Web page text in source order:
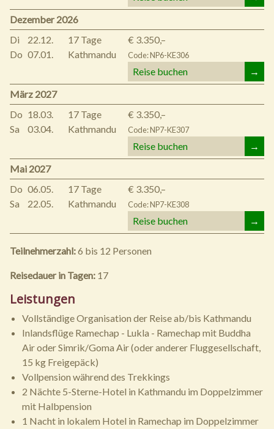
Dezember 2026
Di
Do
22.12.
07.01.
17 Tage
Kathmandu
€ 3.350,–
Code: NP6-KE306
Reise buchen
→
März 2027
Do
Sa
18.03.
03.04.
17 Tage
Kathmandu
€ 3.350,–
Code: NP7-KE307
Reise buchen
→
Mai 2027
Do
Sa
06.05.
22.05.
17 Tage
Kathmandu
€ 3.350,–
Code: NP7-KE308
Reise buchen →
Teilnehmerzahl:6 bis 12 Personen
Reisedauer in Tagen: 17
Leistungen
Vollständige Organisation der Reise ab/bis Kathmandu
Inlandsflüge Ramechap - Lukla - Ramechap mit Buddha
Air oder Simrik/Goma Air (oder anderer Fluggesellschaft,
15 kg Freigepäck)
Vollpension während des Trekkings
2 Nächte 5-Sterne-Hotel in Kathmandu im Doppelzimmer
mit Halbpension
1 Nacht in lokalem Hotel in Ramechap im Doppelzimmer